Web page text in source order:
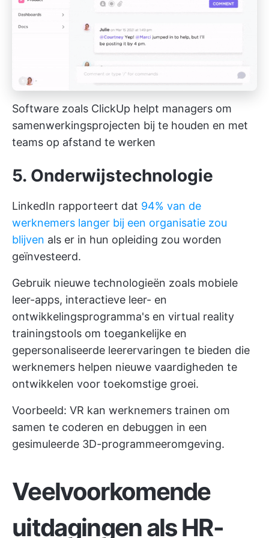
Software zoals ClickUp helpt managers om
samenwerkingsprojecten bij te houden en met
teams op afstand te werken
5. Onderwijstechnologie
LinkedIn rapporteert dat 94% van de
werknemers langer bij een organisatie zou
blijven als er in hun opleiding zou worden
geïnvesteerd.
Gebruik nieuwe technologieën zoals mobiele
leer-apps, interactieve leer- en
ontwikkelingsprogramma's en virtual reality
trainingstools om toegankelijke en
gepersonaliseerde leerervaringen te bieden die
werknemers helpen nieuwe vaardigheden te
ontwikkelen voor toekomstige groei.
Voorbeeld: VR kan werknemers trainen om
samen te coderen en debuggen in een
gesimuleerde 3D-programmeeromgeving.
Veelvoorkomende
uitdagingen als HR-